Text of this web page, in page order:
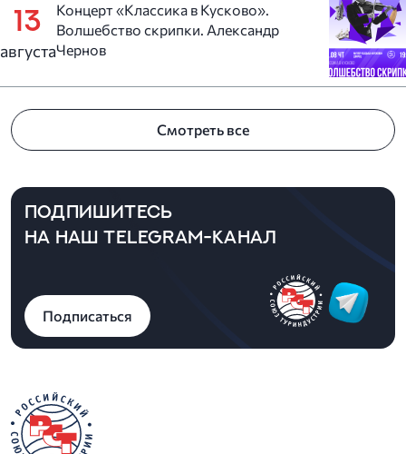
13
августа
Концерт «Классика в Кусково».
Волшебство скрипки. Александр
Чернов
Смотреть все
ПОДПИШИТЕСЬ
НА НАШ TELEGRAM-КАНАЛ
Подписаться